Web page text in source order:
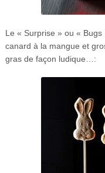
Le « Surprise » ou «
canard à la mangue et
gras de façon ludique…: